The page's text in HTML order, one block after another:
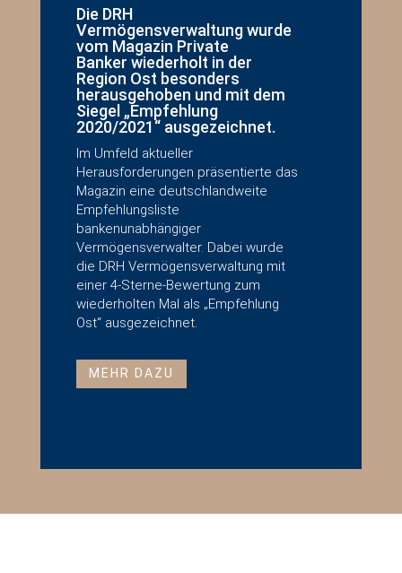
Die DRH
Vermögensverwaltung wurde
vom Magazin Private
Banker wiederholt in der
Region Ost besonders
herausgehoben und mit dem
Siegel „Empfehlung
2020/2021“ ausgezeichnet.
Im Umfeld aktueller
Herausforderungen präsentierte das
Magazin eine deutschlandweite
Empfehlungsliste
bankenunabhängiger
Vermögensverwalter. Dabei wurde
die DRH Vermögensverwaltung mit
einer 4-Sterne-Bewertung zum
wiederholten Mal als „Empfehlung
Ost“ ausgezeichnet.
MEHR DAZU